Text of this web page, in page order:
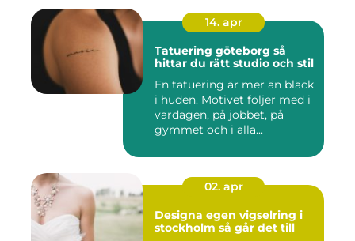
14. apr
Tatuering göteborg så
hittar du rätt studio och stil
En tatuering är mer än bläck
i huden. Motivet följer med i
vardagen, på jobbet, på
gymmet och i alla...
02. apr
Designa egen vigselring i
stockholm så går det till